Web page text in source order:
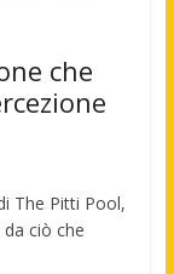
che
The Pitti Pool,
ciò che